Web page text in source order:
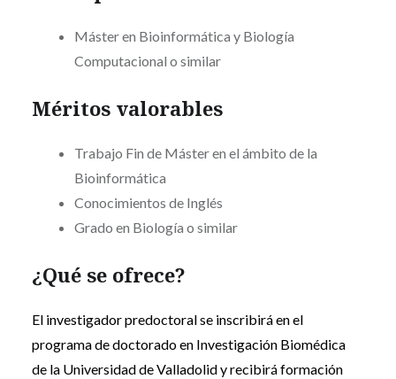
Máster en Bioinformática y Biología
Computacional o similar
Méritos valorables
Trabajo Fin de Máster en el ámbito de la
Bioinformática
Conocimientos de Inglés
Grado en Biología o similar
¿Qué se ofrece?
El investigador predoctoral se inscribirá en el
programa de doctorado en Investigación Biomédica
de la Universidad de Valladolid y recibirá formación